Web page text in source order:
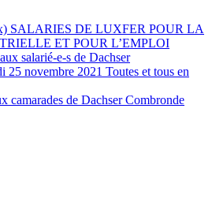
SALARIES DE LUXFER POUR LA
ET POUR L’EMPLOI
salarié-e-s de Dachser
25 novembre 2021 Toutes et tous en
camarades de Dachser Combronde